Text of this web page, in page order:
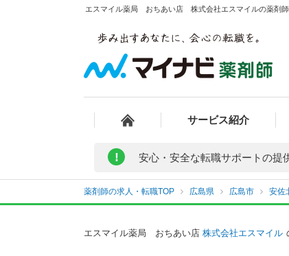
エスマイル薬局 おちあい店 株式会社エスマイルの薬剤師
サービス紹介
! 安心・安全な転職サポートの提
薬剤師の求人・転職TOP 広島県 広島市 安佐
エスマイル薬局 おちあい店 株式会社エスマイル